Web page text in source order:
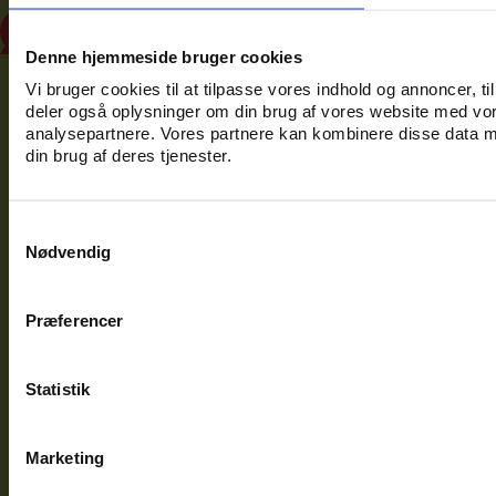
Denne hjemmeside bruger cookies
Vi bruger cookies til at tilpasse vores indhold og annoncer,
deler også oplysninger om din brug af vores website med
analysepartnere. Vores partnere kan kombinere disse data
din brug af deres tjenester.
Nødvendig
Præferencer
Statistik
Marketing